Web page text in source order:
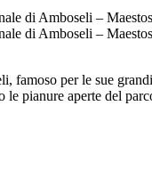
famoso per le sue
le pianure aperte del